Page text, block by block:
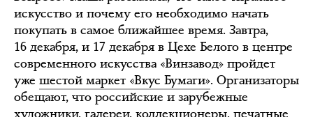
искусство и почему его необходимо начать
покупать в самое ближайшее время. Завтра,
16 декабря, и 17 декабря в Цехе Белого в центре
современного искусства «Винзавод» пройдет
уже шестой маркет «Вкус Бумаги». Организаторы
обещают, что российские и зарубежные
художники, галереи, коллекционеры, печатные